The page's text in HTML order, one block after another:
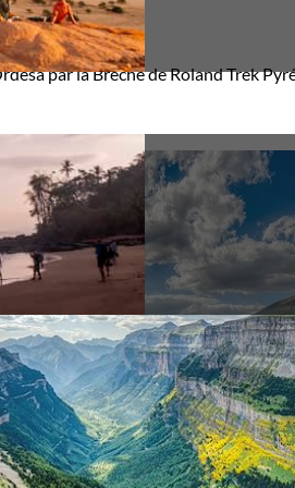
par la Brèche de RolandTrek